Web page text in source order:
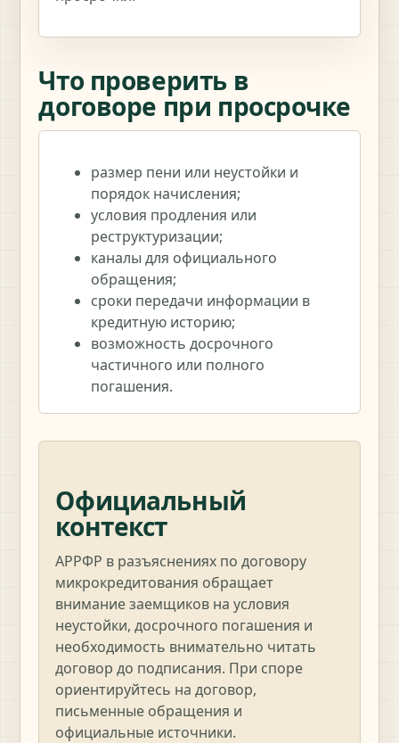
Что проверить в
договоре при просрочке
размер пени или неустойки и
порядок начисления;
условия продления или
реструктуризации;
каналы для официального
обращения;
сроки передачи информации в
кредитную историю;
возможность досрочного
частичного или полного
погашения.
Официальный
контекст
АРРФР в разъяснениях по договору
микрокредитования обращает
внимание заемщиков на условия
неустойки, досрочного погашения и
необходимость внимательно читать
договор до подписания. При споре
ориентируйтесь на договор,
письменные обращения и
официальные источники.